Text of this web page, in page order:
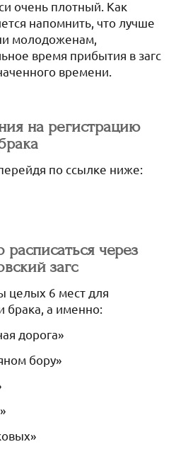
очень плотный. Как
напомнить, что лучше
молодоженам,
время прибытия в загс
времени.
на регистрацию
по ссылке ниже:
через
загс
целых 6 мест для
брака, а именно:
дорога»
бору»